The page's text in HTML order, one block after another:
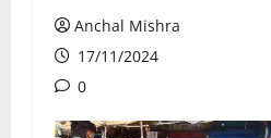
Anchal Mishra
17/11/2024
0